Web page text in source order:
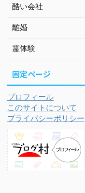
酷い会社
離婚
霊体験
固定ページ
プロフィール
このサイトについて
プライバシーポリシー